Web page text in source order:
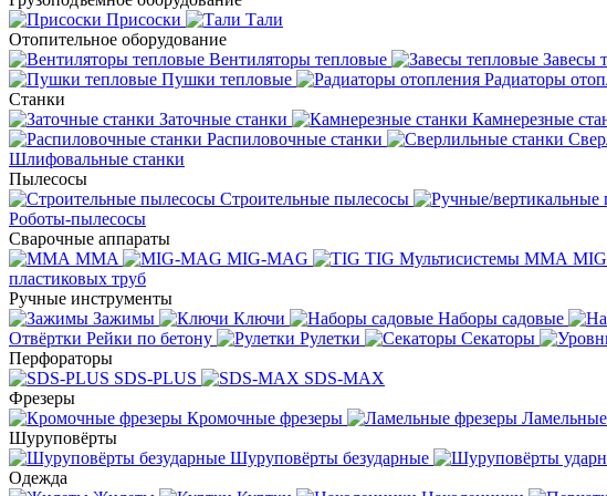
Присоски
Тали
Отопительное оборудование
Вентиляторы тепловые
Завесы
Пушки тепловые
Радиаторы
Станки
Заточные станки
Камнерезные
Распиловочные станки
Шлифовальные станки
Пылесосы
Строительные пылесосы
Роботы-пылесосы
Сварочные аппараты
MMA
MIG-MAG TIG Мультисистемы ММА
пластиковых труб
Ручные инструменты
Зажимы
Ключи Наборы садовые
Отвёртки Рейки по бетону Рулетки Секаторы
Перфораторы
SDS-PLUS
SDS-MAX
Фрезеры
Кромочные фрезеры
Шуруповёрты
Шуруповёрты безударные
Одежда